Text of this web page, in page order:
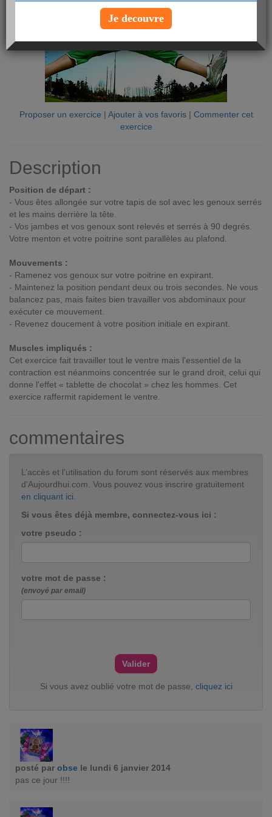
Proposer un exercice | Ajouter à vos favoris| Commenter cet
exercice
Description
Position de départ :
- Vous êtes allongée sur votre tapis de sol avec les genoux serrés
et les mains derrière la tête.
- Vos jambes et vos genoux sont relevés et serrés à 90 degrés.
Votre menton et votre poitrine sont parallèles au plafond.
Mouvements :
- Ramenez vos genoux sur votre poitrine en expirant.
- Maintenez la position pendant deux ou trois secondes. Ne vous
balancez pas, mais faites bien travailler vos abdominaux pour
exécuter ce mouvement.
- Revenez doucement à votre position initiale en expirant.
Muscles impliqués :
Cet exercice fait travailler tout le ventre mais l'essentiel de la
contraction est néanmoins concentrée sur le grand droit, celui qui
donne l'effet « tablette de chocolat » chez les hommes. Cet
exercice raffermit rapidement le ventre.
commentaires
L’accès et l’utilisation du forum sont réservés aux membres
d'Aujourdhui.com. Vous pouvez vous inscrire gratuitement
en cliquant ici
Si vous êtes déjà membre, connectez-vous ici :
votre pseudo :
votre mot de passe :
(envoyé par email)
Si vous avez oublié votre mot de passe, cliquez ici
posté par obse le lundi 6 janvier 2014
pas ce jour !!!!
Je decouvre